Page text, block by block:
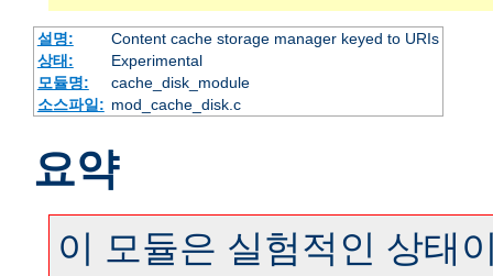
설명:
Content cache storage manager keyed to URIs
상태:
Experimental
모듈명:
cache_disk_module
소스파일: mod_cache_disk.c
요약
이 모듈은 실험적인 상태